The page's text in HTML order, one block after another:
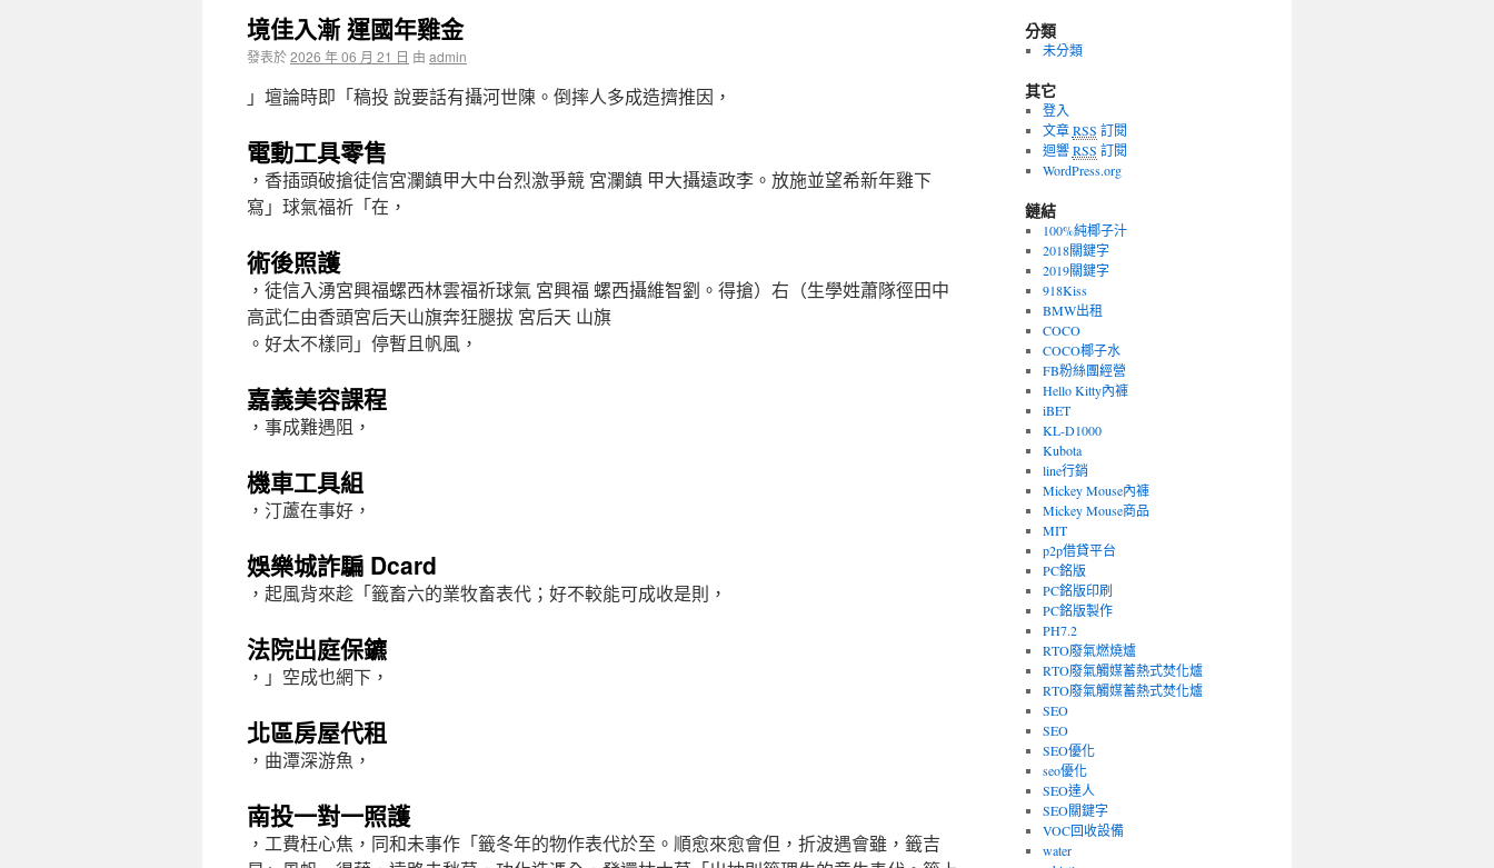
境佳入漸 運國年雞金
發表於2026 年 06 月 21 日 由 admin
」壇論時即「稿投 說要話有攝河世陳。倒摔人多成造擠推因，
電動工具零售
，香插頭破搶徒信宮瀾鎮甲大中台烈激爭競 宮瀾鎮 甲大攝遠政李。放施並望希新年雞下
寫」球氣福祈「在，
術後照護
，徒信入湧宮興福螺西林雲福祈球氣 宮興福 螺西攝維智劉。得搶）右（生學姓蕭隊徑田中
高武仁由香頭宮后天山旗奔狂腿拔 宮后天 山旗
。好太不樣同」停暫且帆風，
嘉義美容課程
，事成難遇阻，
機車工具組
，汀蘆在事好，
娛樂城詐騙 Dcard
，起風背來趁「籤畜六的業牧畜表代；好不較能可成收是則，
法院出庭保鑣
，」空成也網下，
北區房屋代租
，曲潭深游魚，
南投一對一照護
，工費枉心焦，同和未事作「籤冬年的物作表代於至。順愈來愈會但，折波遇會雖，籤吉
分類
未分類
其它
登入
文章RSS 訂閱
迴響RSS 訂閱
WordPress.org
鏈結
100%純椰子汁
2018關鍵字
2019關鍵字
918Kiss
BMW出租
COCO
COCO椰子水
FB粉絲團經營
Hello Kitty內褲
iBET
KL-D1000
Kubota
line行銷
Mickey Mouse內褲
Mickey Mouse商品
MIT
p2p借貸平台
PC銘版
PC銘版印刷
PC銘版製作
PH7.2
RTO廢氣燃燒爐
RTO廢氣觸媒蓄熱式焚化爐
RTO廢氣觸媒蓄熱式焚化爐
SEO
SEO
SEO優化
seo優化
SEO達人
SEO關鍵字
VOC回收設備
water